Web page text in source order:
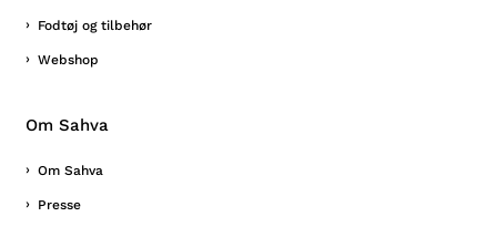
Fodtøj og tilbehør
Webshop
Om Sahva
Om Sahva
Presse